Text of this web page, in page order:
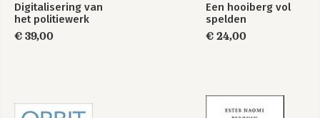
Digitalisering van
het politiewerk
€ 39,00
Een hooiberg vol
spelden
€ 24,00